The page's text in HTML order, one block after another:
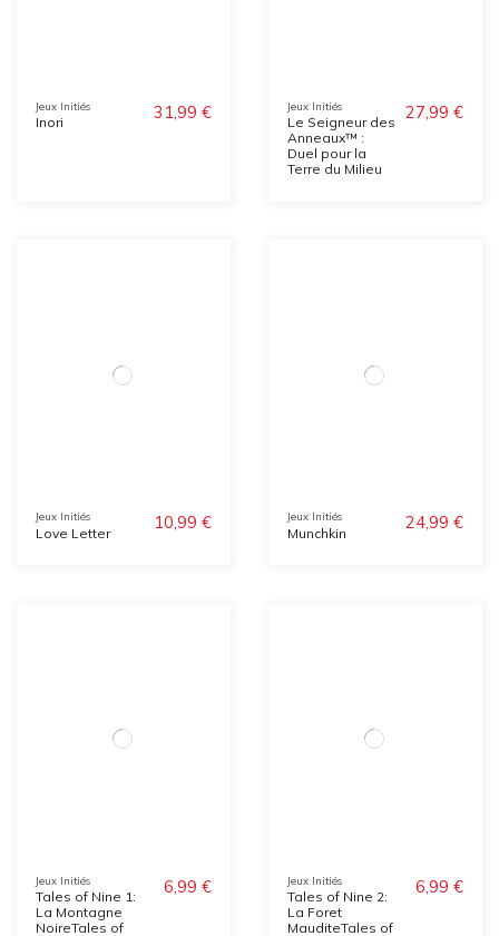
Jeux Initiés
Inori 31,99 € Jeux Initiés
Le Seigneur des
Anneaux™ :
Duel pour la
Terre du Milieu
27,99 €
Jeux Initiés
Love Letter 10,99 € Jeux Initiés
Munchkin 24,99 €
Jeux Initiés
Tales of Nine 1:
La Montagne
NoireTales of
6,99 € Jeux Initiés
Tales of Nine 2:
La Foret
MauditeTales of
6,99 €